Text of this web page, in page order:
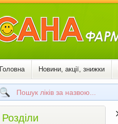
Головна Новини, акції, знижки
Розділи